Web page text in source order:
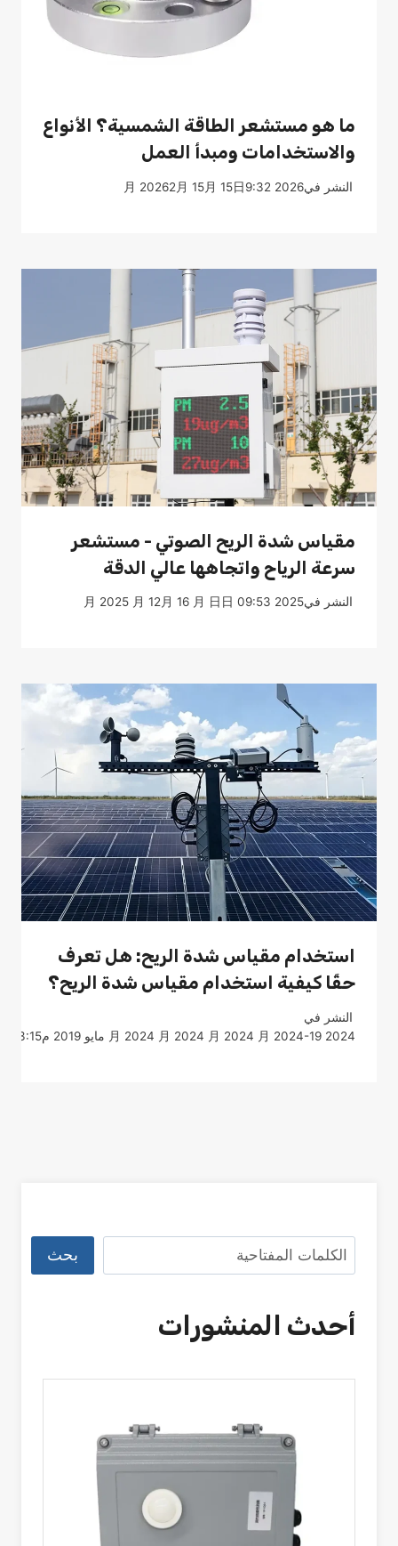
ما هو مستشعر الطاقة الشمسية؟ الأنواع
والاستخدامات ومبدأ العمل
النشر في2026 月 20262月 15月 15日9:32
مقياس شدة الريح الصوتي - مستشعر
سرعة الرياح واتجاهها عالي الدقة
النشر في2025 月 2025 月 12月 16 月 日日 09:53
استخدام مقياس شدة الريح: هل تعرف
حقًا كيفية استخدام مقياس شدة الريح؟
النشر في
2024 月 2024 月 2024 月 2024 月 2024-19 مايو 2019 م3:15
البحث بحث
أحدث المنشورات